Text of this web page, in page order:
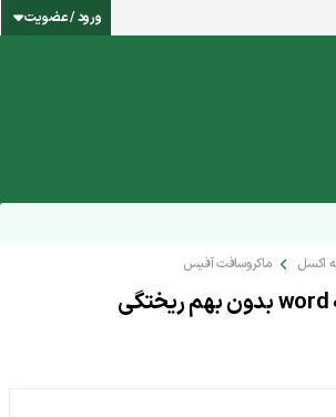
ورود / عضویت
اکسل ماکروسافت آفیس
تبدیل فایل pdf به word بدون بهم ریختگی